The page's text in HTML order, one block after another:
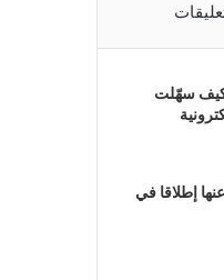
كيف سهّلت
عنها إطلاقا في